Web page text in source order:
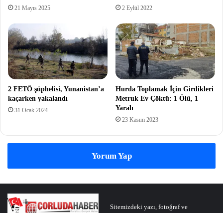
21 Mayıs 2025 2 Eylül 2022
2 FETÖ şüphelisi, Yunanistan’a
kaçarken yakalandı
31 Ocak 2024
Hurda Toplamak İçin Girdikleri
Metruk Ev Çöktü: 1 Ölü, 1
Yaralı
23 Kasım 2023
Yorum Yap
Sitemizdeki yazı, fotoğraf ve